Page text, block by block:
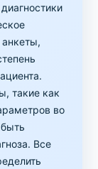
анкеты,
такие как
во
Все